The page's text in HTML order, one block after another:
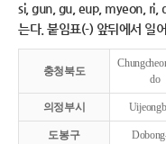
si, gun, gu, eup, myeon, ri,
는다. 붙임표(-) 앞뒤에서 일
충청북도
do
의정부시
도봉구